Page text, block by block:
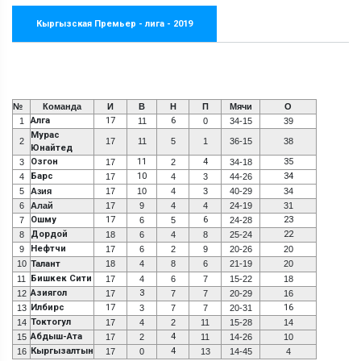
Кыргызская Премьер - лига - 2019
№ Команда И В Н П Мячи
О
1
Алга 17 11 6 0 34-15 39
2
Мурас
Юнайтед
17 11 5 1 36-15 38
3 Озгон 17 11 2 4 34-18 35
4 Барс 17 10 4 3 44-26 34
5 Азия 17 10 4 3 40-29
34
6
Алай 17 9 4 4 24-19
31
7
Ошму 17 6 5 6 24-28 23
8 Дордой 18 6 4 8 25-24 22
9 Нефтчи 17 6 2 9 20-26
20
10 Талант 18 4 8 6 21-19
20
11
Бишкек Сити 17 4 6 7 15-22
18
12 Азиягол 17 3 7 7 20-29
16
13 Илбирс 17 3 7 7 20-31 16
14 Токтогул 17 4 2 11 15-28
14
15 Абдыш-Ата 17 2 4 11 14-26
10
16 Кыргызалтын 17 0 4 13 14-45 4